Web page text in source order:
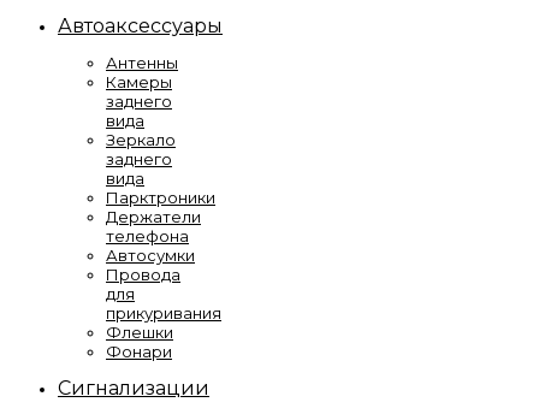
Автоаксессуары
Антенны
Камеры
заднего
вида
Зеркало
заднего
вида
Парктроники
Держатели
телефона
Автосумки
Провода
для
прикуривания
Флешки
Фонари
Сигнализации